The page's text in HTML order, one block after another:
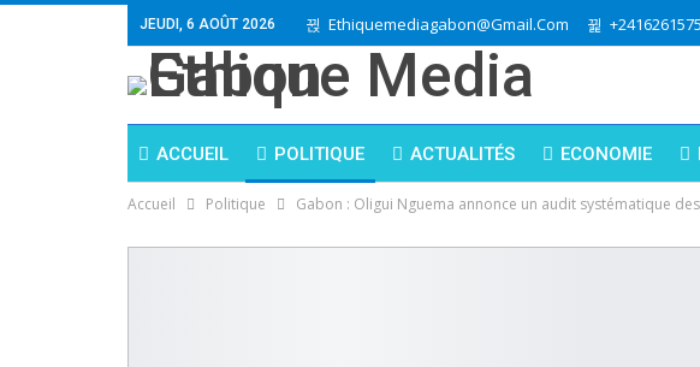
JEUDI, 6 AOÛT 2026 Ethiquemediagabon@gmail.com
ACCUEIL POLITIQUE ACTUALITÉS ECONOMIE
Accueil Politique Gabon : Oligui Nguema annonce un audit systématique